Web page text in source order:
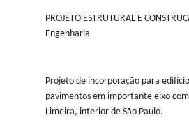
PROJETO ESTRUTURAL E
Engenharia
Projeto de incorporação para
pavimentos em importante eixo
Limeira, interior de São Paulo.